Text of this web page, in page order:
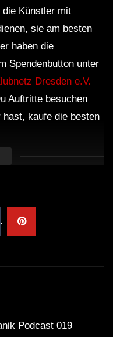
die Künstler mit
sie am besten
haben die
Spendenbutton unter
Dresden e.V.
Auftritte besuchen
hast, kaufe die besten
Podcast 019